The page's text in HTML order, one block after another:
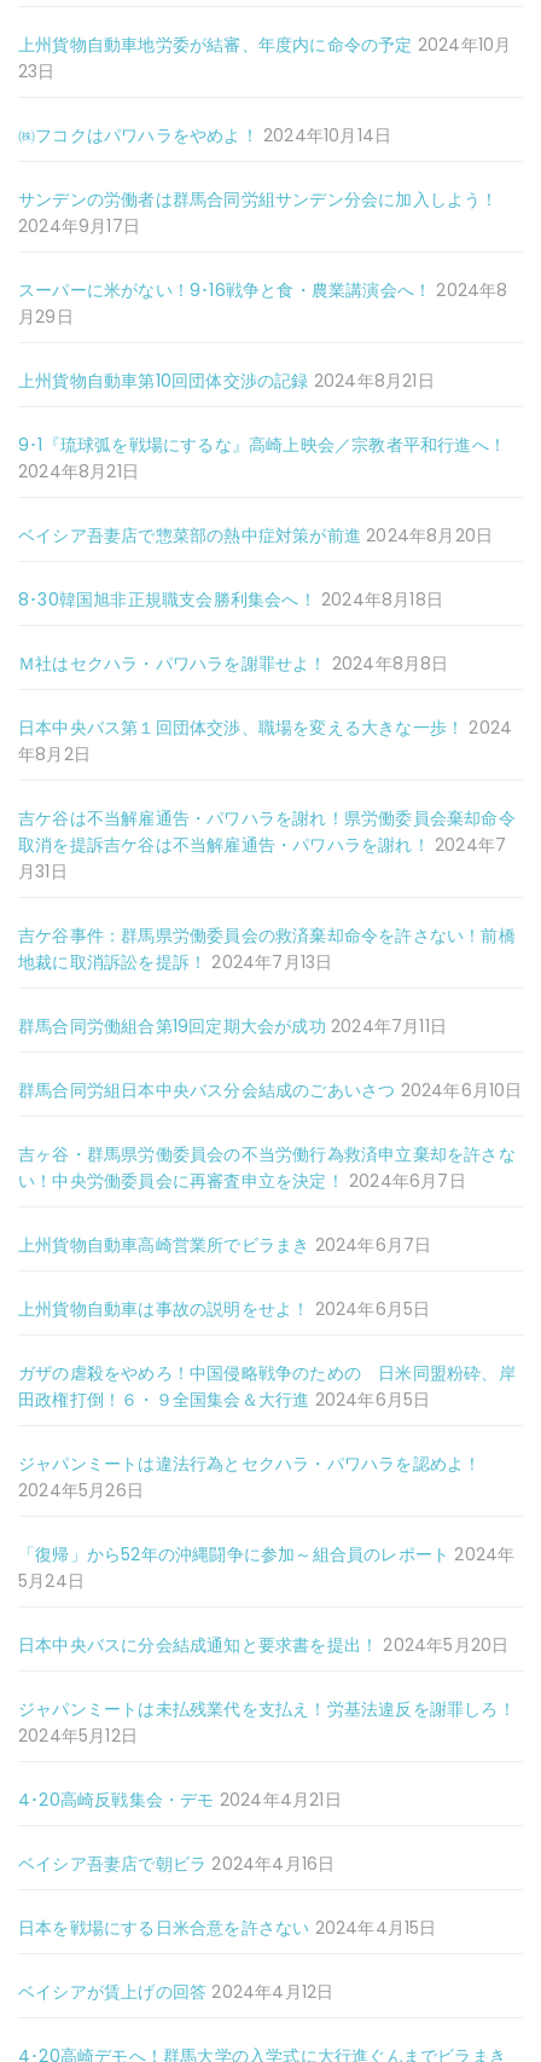
上州貨物自動車地労委が結審、年度内に命令の予定 2024年10月
23日
㈱フコクはパワハラをやめよ！ 2024年10月14日
サンデンの労働者は群馬合同労組サンデン分会に加入しよう！
2024年9月17日
スーパーに米がない！9･16戦争と食・農業講演会へ！ 2024年8
月29日
上州貨物自動車第10回団体交渉の記録 2024年8月21日
9･1『琉球弧を戦場にするな』高崎上映会／宗教者平和行進へ！
2024年8月21日
ベイシア吾妻店で惣菜部の熱中症対策が前進 2024年8月20日
8･30韓国旭非正規職支会勝利集会へ！ 2024年8月18日
Ｍ社はセクハラ・パワハラを謝罪せよ！ 2024年8月8日
日本中央バス第１回団体交渉、職場を変える大きな一歩！ 2024
年8月2日
吉ケ谷は不当解雇通告・パワハラを謝れ！県労働委員会棄却命令
取消を提訴吉ケ谷は不当解雇通告・パワハラを謝れ！ 2024年7
月31日
吉ケ谷事件：群馬県労働委員会の救済棄却命令を許さない！前橋
地裁に取消訴訟を提訴！ 2024年7月13日
群馬合同労働組合第19回定期大会が成功 2024年7月11日
群馬合同労組日本中央バス分会結成のごあいさつ 2024年6月10日
吉ヶ谷・群馬県労働委員会の不当労働行為救済申立棄却を許さな
い！中央労働委員会に再審査申立を決定！ 2024年6月7日
上州貨物自動車高崎営業所でビラまき 2024年6月7日
上州貨物自動車は事故の説明をせよ！ 2024年6月5日
ガザの虐殺をやめろ！中国侵略戦争のための 日米同盟粉砕、岸
田政権打倒！６・９全国集会＆大行進 2024年6月5日
ジャパンミートは違法行為とセクハラ・パワハラを認めよ！
2024年5月26日
「復帰」から52年の沖縄闘争に参加～組合員のレポート 2024年
5月24日
日本中央バスに分会結成通知と要求書を提出！ 2024年5月20日
ジャパンミートは未払残業代を支払え！労基法違反を謝罪しろ！
2024年5月12日
4･20高崎反戦集会・デモ 2024年4月21日
ベイシア吾妻店で朝ビラ 2024年4月16日
日本を戦場にする日米合意を許さない 2024年4月15日
ベイシアが賃上げの回答 2024年4月12日
4･20高崎デモへ！群馬大学の入学式に大行進ぐんまでビラまき